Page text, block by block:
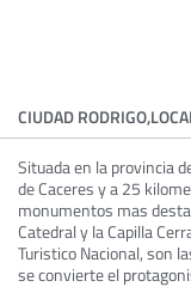
CIUDAD
Situada en la provincia
de Caceres y a 25
monumentos mas
Catedral y la Capilla
Turistico Nacional, son
se convierte el